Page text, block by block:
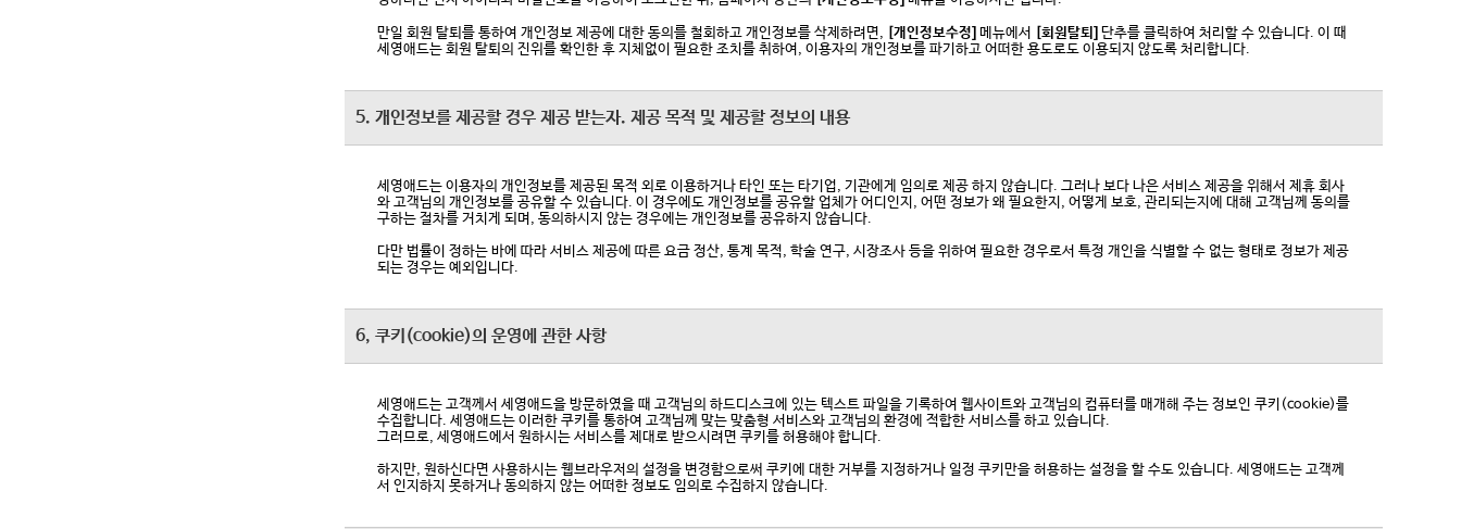
만일 회원 탈퇴를 통하여 개인정보 제공에 대한 동의를 철회하고 개인정보를 삭제하려면, [개인정보수정] 메뉴에서 [회원탈퇴] 단추를 클릭하여 처리할 수 있습니다. 이 때
세영애드는 회원 탈퇴의 진위를 확인한 후 지체없이 필요한 조치를 취하여, 이용자의 개인정보를 파기하고 어떠한 용도로도 이용되지 않도록 처리합니다.
5. 개인정보를 제공할 경우 제공 받는자. 제공 목적 및 제공할 정보의 내용
세영애드는 이용자의 개인정보를 제공된 목적 외로 이용하거나 타인 또는 타기업, 기관에게 임의로 제공 하지 않습니다. 그러나 보다 나은 서비스 제공을 위해서 제휴 회사
와 고객님의 개인정보를 공유할 수 있습니다. 이 경우에도 개인정보를 공유할 업체가 어디인지, 어떤 정보가 왜 필요한지, 어떻게 보호, 관리되는지에 대해 고객님께 동의를
구하는 절차를 거치게 되며, 동의하시지 않는 경우에는 개인정보를 공유하지 않습니다.
다만 법률이 정하는 바에 따라 서비스 제공에 따른 요금 정산, 통계 목적, 학술 연구, 시장조사 등을 위하여 필요한 경우로서 특정 개인을 식별할 수 없는 형태로 정보가 제공
되는 경우는 예외입니다.
6, 쿠키(cookie)의 운영에 관한 사항
세영애드는 고객께서 세영애드을 방문하였을 때 고객님의 하드디스크에 있는 텍스트 파일을 기록하여 웹사이트와 고객님의 컴퓨터를 매개해 주는 정보인 쿠키(cookie)를
수집합니다. 세영애드는 이러한 쿠키를 통하여 고객님께 맞는 맞춤형 서비스와 고객님의 환경에 적합한 서비스를 하고 있습니다.
그러므로, 세영애드에서 원하시는 서비스를 제대로 받으시려면 쿠키를 허용해야 합니다.
하지만, 원하신다면 사용하시는 웹브라우저의 설정을 변경함으로써 쿠키에 대한 거부를 지정하거나 일정 쿠키만을 허용하는 설정을 할 수도 있습니다. 세영애드는 고객께
서 인지하지 못하거나 동의하지 않는 어떠한 정보도 임의로 수집하지 않습니다.